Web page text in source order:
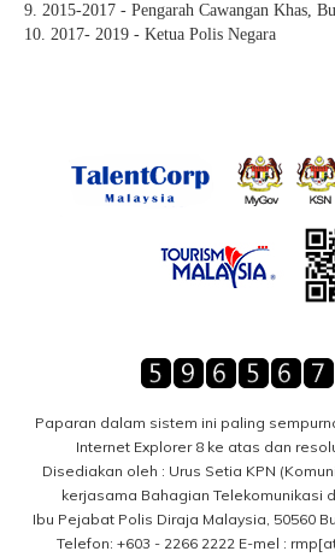
9. 2015-2017 - Pengarah Cawangan Khas,
10. 2017- 2019 - Ketua Polis Negara
Paparan dalam sistem ini paling
Internet Explorer 8 ke atas dan
Disediakan oleh : Urus Setia KPN
kerjasama Bahagian Telekomunikasi
Ibu Pejabat Polis Diraja Malaysia, 50560
Telefon: +603 - 2266 2222 E-mel :